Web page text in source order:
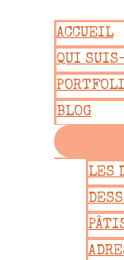
contenu
ACCUEIL
QUI
BLOG
LES